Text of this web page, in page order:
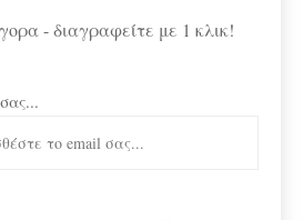
- διαγραφείτε με 1 κλικ!